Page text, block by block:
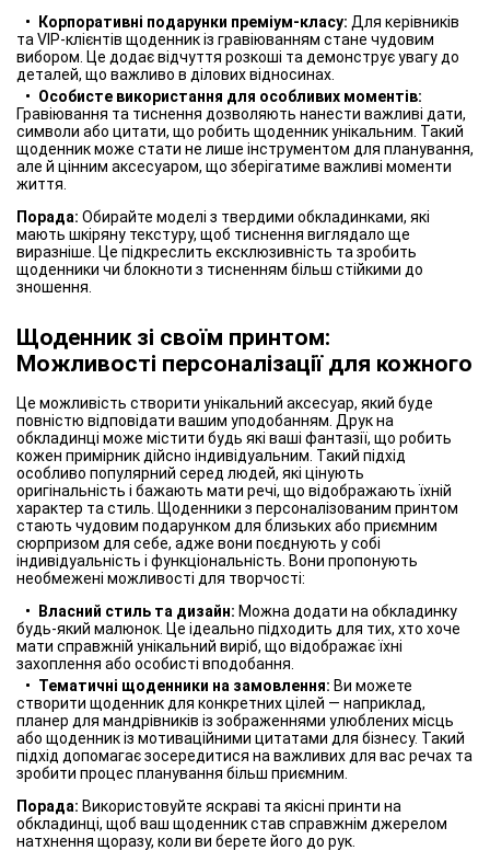
Корпоративні подарунки преміум-класу: Для керівників
та VIP-клієнтів щоденник із гравіюванням стане чудовим
вибором. Це додає відчуття розкоші та демонструє увагу до
деталей, що важливо в ділових відносинах.
Особисте використання для особливих моментів:
Гравіювання та тиснення дозволяють нанести важливі дати,
символи або цитати, що робить щоденник унікальним. Такий
щоденник може стати не лише інструментом для планування,
але й цінним аксесуаром, що зберігатиме важливі моменти
життя.
Порада: Обирайте моделі з твердими обкладинками, які
мають шкіряну текстуру, щоб тиснення виглядало ще
виразніше. Це підкреслить ексклюзивність та зробить
щоденники чи блокноти з тисненням більш стійкими до
зношення.
Щоденник зі своїм принтом:
Можливості персоналізації для кожного
Це можливість створити унікальний аксесуар, який буде
повністю відповідати вашим уподобанням. Друк на
обкладинці може містити будь які ваші фантазії, що робить
кожен примірник дійсно індивідуальним. Такий підхід
особливо популярний серед людей, які цінують
оригінальність і бажають мати речі, що відображають їхній
характер та стиль. Щоденники з персоналізованим принтом
стають чудовим подарунком для близьких або приємним
сюрпризом для себе, адже вони поєднують у собі
індивідуальність і функціональність. Вони пропонують
необмежені можливості для творчості:
Власний стиль та дизайн: Можна додати на обкладинку
будь-який малюнок. Це ідеально підходить для тих, хто хоче
мати справжній унікальний виріб, що відображає їхні
захоплення або особисті вподобання.
Тематичні щоденники на замовлення: Ви можете
створити щоденник для конкретних цілей — наприклад,
планер для мандрівників із зображеннями улюблених місць
або щоденник із мотиваційними цитатами для бізнесу. Такий
підхід допомагає зосередитися на важливих для вас речах та
зробити процес планування більш приємним.
Порада: Використовуйте яскраві та якісні принти на
обкладинці, щоб ваш щоденник став справжнім джерелом
натхнення щоразу, коли ви берете його до рук.